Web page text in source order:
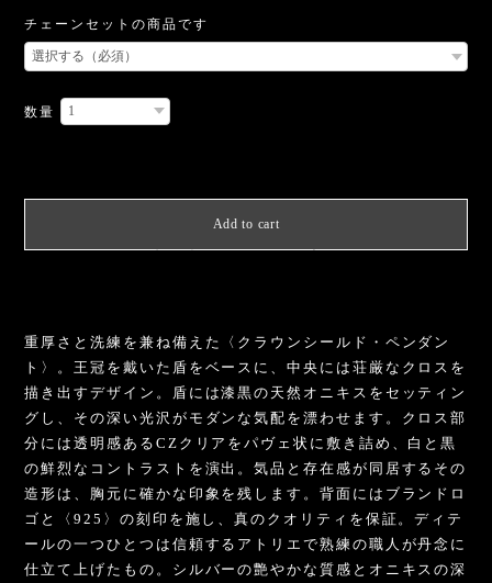
チェーンセットの商品です
数量
Add to cart
重厚さと洗練を兼ね備えた〈クラウンシールド・ペンダン
ト〉。王冠を戴いた盾をベースに、中央には荘厳なクロスを
描き出すデザイン。盾には漆黒の天然オニキスをセッティン
グし、その深い光沢がモダンな気配を漂わせます。クロス部
分には透明感あるCZクリアをパヴェ状に敷き詰め、白と黒
の鮮烈なコントラストを演出。気品と存在感が同居するその
造形は、胸元に確かな印象を残します。背面にはブランドロ
ゴと〈925〉の刻印を施し、真のクオリティを保証。ディテ
ールの一つひとつは信頼するアトリエで熟練の職人が丹念に
仕立て上げたもの。シルバーの艶やかな質感とオニキスの深